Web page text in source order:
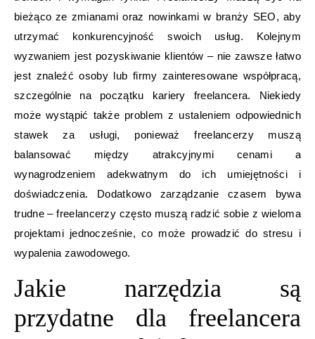
bieżąco ze zmianami oraz nowinkami w branży SEO, aby
utrzymać konkurencyjność swoich usług. Kolejnym
wyzwaniem jest pozyskiwanie klientów – nie zawsze łatwo
jest znaleźć osoby lub firmy zainteresowane współpracą,
szczególnie na początku kariery freelancera. Niekiedy
może wystąpić także problem z ustaleniem odpowiednich
stawek za usługi, ponieważ freelancerzy muszą
balansować między atrakcyjnymi cenami a
wynagrodzeniem adekwatnym do ich umiejętności i
doświadczenia. Dodatkowo zarządzanie czasem bywa
trudne – freelancerzy często muszą radzić sobie z wieloma
projektami jednocześnie, co może prowadzić do stresu i
wypalenia zawodowego.
Jakie narzędzia są
przydatne dla freelancera